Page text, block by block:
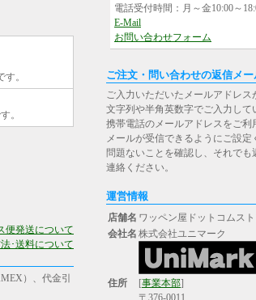
。
。
便発送について
･送料について
）、代金引
電話受付時間：月～金10:00～
E-Mail
お問い合わせフォーム
ご注文・問い合わせの返信メ
ご入力いただいたメールアドレス
文字列や半角英数字でご入力して
携帯電話のメールアドレスをご利
メールが受信できるようにご設定
問題ないことを確認し、それで
連絡ください。
運営情報
店舗名 ワッペン屋ドットコムス
会社名 株式会社ユニマーク
住所 [事業本部]
〒376-0011